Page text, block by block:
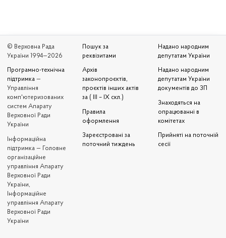
© Верховна Рада
України 1994—2026
Програмно-технічна
підтримка —
Управління
комп'ютеризованих
систем Апарату
Верховної Ради
України
Iнформаційна
підтримка — Головне
організаційне
управління Апарату
Верховної Ради
України,
Інформаційне
управління Апарату
Верховної Ради
України
Пошук за
реквізитами
Архів
законопроєктів,
проєктів інших актів
за ( III – IX скл.)
Правила
оформлення
Зареєстровані за
поточний тиждень
Надано народним
депутатам України
Надано народним
депутатам України
документів до ЗП
Знаходяться на
опрацюванні в
комітетах
Прийняті на поточній
сесії